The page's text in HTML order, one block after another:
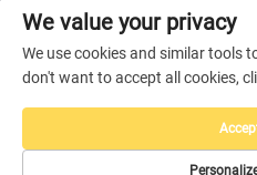
Copyright © 2026 door
Ltd. Qingdao
We value your privacy
We use cookies and similar tools
don't want to accept all cookies,